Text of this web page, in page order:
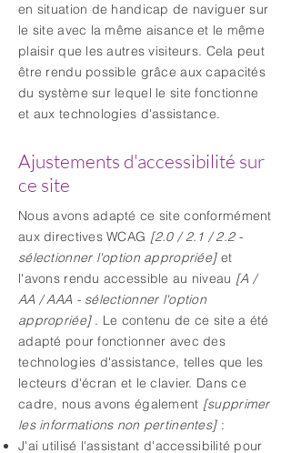
en situation de handicap de naviguer sur
le site avec la même aisance et le même
plaisir que les autres visiteurs. Cela peut
être rendu possible grâce aux capacités
du système sur lequel le site fonctionne
et aux technologies d'assistance.
Ajustements d'accessibilité sur
ce site
Nous avons adapté ce site conformément
aux directives WCAG [2.0 / 2.1 / 2.2 -
sélectionner l'option appropriée]et
l'avons rendu accessible au niveau [A /
AA / AAA - sélectionner l'option
appropriée]. Le contenu de ce site a été
adapté pour fonctionner avec des
technologies d'assistance, telles que les
lecteurs d'écran et le clavier. Dans ce
cadre, nous avons également [supprimer
les informations non pertinentes]:
J'ai utilisé l'assistant d'accessibilité pour